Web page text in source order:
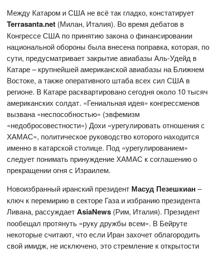
Между Катаром и США не всё так гладко, констатирует
Terrasanta.net (Милан, Италия). Во время дебатов в
Конгрессе США по принятию закона о финансировании
национальной обороны была внесена поправка, которая, по
сути, предусматривает закрытие авиабазы Аль-Удейд в
Катаре – крупнейшей американской авиабазы на Ближнем
Востоке, а также оперативного штаба всех сил США в
регионе. В Катаре расквартировано сегодня около 10 тысяч
американских солдат. «Гениальная идея» конгрессменов
вызвана «неспособностью» (эвфемизм
«недобросовестности») Дохи «урегулировать отношения с
ХАМАС», политическое руководство которого находится
именно в катарской столице. Под «урегулированием»
следует понимать принуждение ХАМАС к соглашению о
прекращении огня с Израилем.
Новоизбранный иранский президент Масуд Пезешкиан–
ключ к перемирию в секторе Газа и избранию президента
Ливана, рассуждаетAsiaNews (Рим, Италия). Президент
пообещал протянуть «руку дружбы всем». В Бейруте
некоторые считают, что если Иран захочет облагородить
свой имидж, не исключено, это стремление к открытости